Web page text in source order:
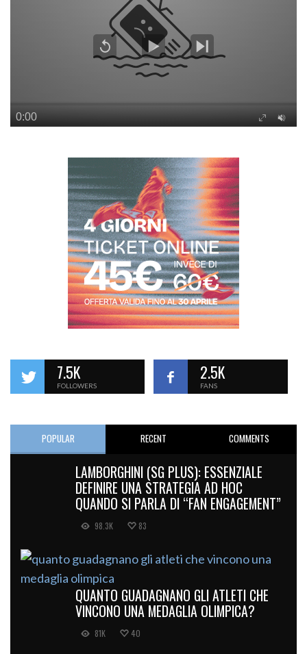
7.5K
FOLLOWERS
2.5K
FANS
POPULAR RECENT COMMENTS
LAMBORGHINI (SG PLUS): ESSENZIALE
DEFINIRE UNA STRATEGIA AD HOC
QUANDO SI PARLA DI “FAN ENGAGEMENT”
98.3K 83
QUANTO GUADAGNANO GLI ATLETI CHE
VINCONO UNA MEDAGLIA OLIMPICA?
81K 40